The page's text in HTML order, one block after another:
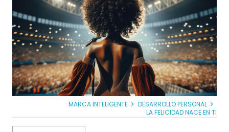
MARCA INTELIGENTE
DESARROLLO PERSONAL
LA FELICIDAD NACE EN TI